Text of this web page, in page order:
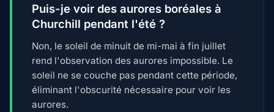
Puis-je voir des aurores boréales à
Churchill pendant l'été ?
Non, le soleil de minuit de mi-mai à fin juillet
rend l'observation des aurores impossible. Le
soleil ne se couche pas pendant cette période,
éliminant l'obscurité nécessaire pour voir les
aurores.